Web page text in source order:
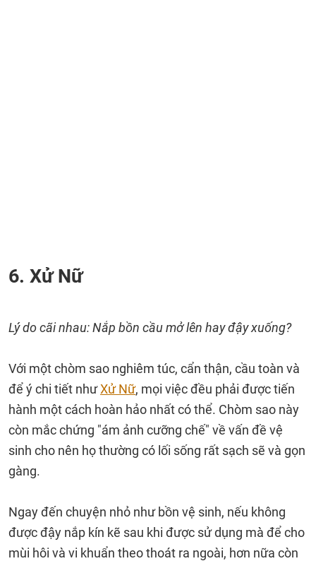
6. Xử Nữ
Lý do cãi nhau: Nắp bồn cầu mở lên hay đậy xuống?
Với một chòm sao nghiêm túc, cẩn thận, cầu toàn và
để ý chi tiết nhưXử Nữ, mọi việc đều phải được tiến
hành một cách hoàn hảo nhất có thể. Chòm sao này
còn mắc chứng "ám ảnh cưỡng chế" về vấn đề vệ
sinh cho nên họ thường có lối sống rất sạch sẽ và gọn
gàng.
Ngay đến chuyện nhỏ như bồn vệ sinh, nếu không
được đậy nắp kín kẽ sau khi được sử dụng mà để cho
mùi hôi và vi khuẩn theo thoát ra ngoài, hơn nữa còn